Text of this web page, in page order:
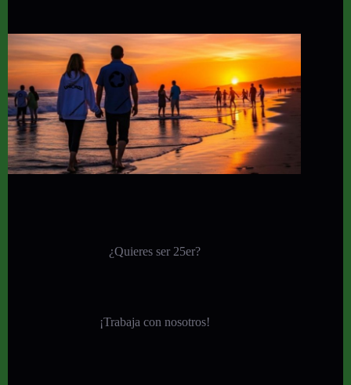
¿Quieres ser 25er?
¡Trabaja con nosotros!